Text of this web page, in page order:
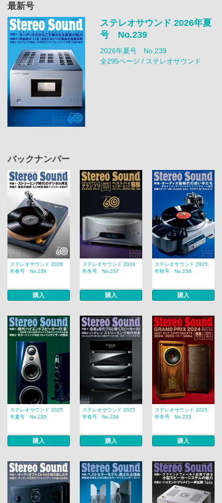
最新号
ステレオサウンド 2026年夏
号 No.239
2026年夏号 No.239
全295ページ / ステレオサウンド
バックナンバー
ステレオサウンド 2026
年春号 No.238
購入
ステレオサウンド 2026
年冬号 No.237
購入
ステレオサウンド 2025
年秋号 No.236
購入
ステレオサウンド 2025
年夏号 No.235
購入
ステレオサウンド 2025
年春号 No.234
購入
ステレオサウンド 2025
年冬号 No.233
購入